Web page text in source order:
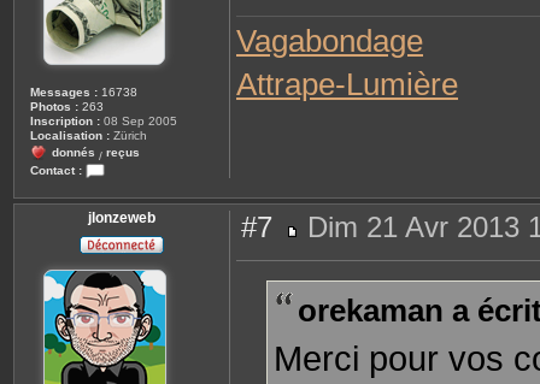
Messages : 16738
Photos : 263
Inscription : 08 Sep 2005
Localisation : Zürich
donnés / reçus
Contact :
o
n
a
c
t
e
r
J
.
C
Vagabondage
Attrape-Lumière
jlonzeweb #7
e
g
Dim 21 Avr 2013
orekaman a
Merci pour vos